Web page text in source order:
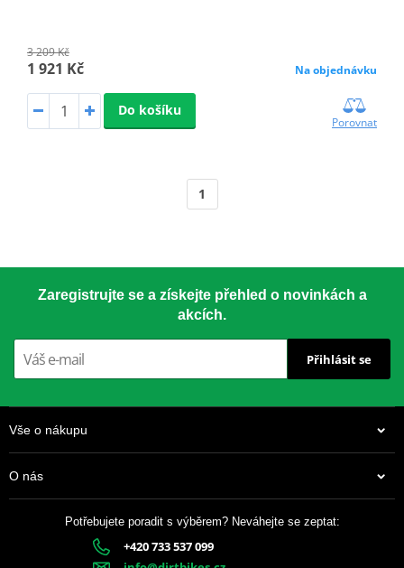
3 209 Kč
1 921 Kč Na objednávku
Do košíku
Porovnat
1
Zaregistrujte se a získejte přehled o novinkách a
akcích.
Přihlásit se
Vše o nákupu
O nás
Potřebujete poradit s výběrem? Neváhejte se zeptat:
+420 733 537 099